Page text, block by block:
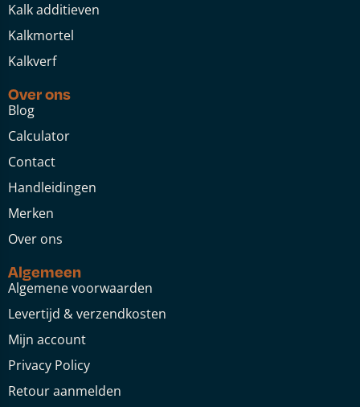
Kalk additieven
Kalkmortel
Kalkverf
Over ons
Blog
Calculator
Contact
Handleidingen
Merken
Over ons
Algemeen
Algemene voorwaarden
Levertijd & verzendkosten
Mijn account
Privacy Policy
Retour aanmelden